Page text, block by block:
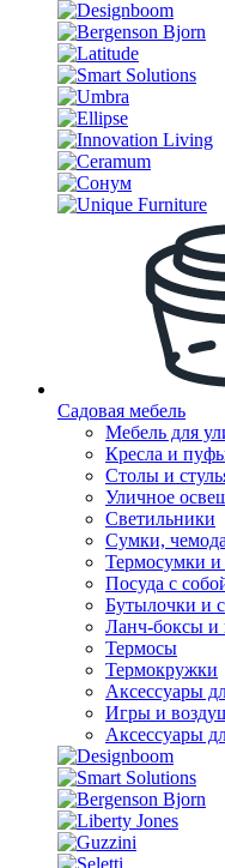
Садовая мебель
Мебель для
Кресла и
Столы и
Уличное
Светильники
Сумки,
Термосумки и
Посуда с
Бутылочки и
Ланч-боксы и
Термосы
Термокружки
Аксессуары
Игры и
Аксессуары